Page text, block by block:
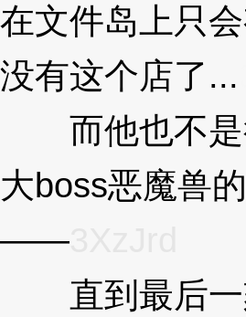
在文件岛上只
没有这个店了...
而他也不是
大boss恶魔兽
——
直到最后一